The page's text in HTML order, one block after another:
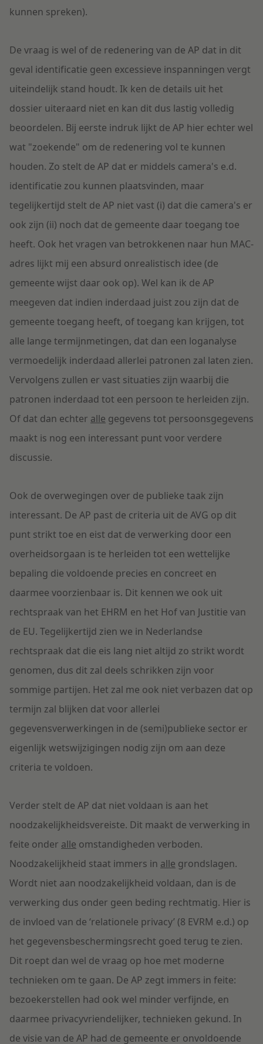
kunnen spreken).
De vraag is wel of de redenering van de AP dat in dit
geval identificatie geen excessieve inspanningen vergt
uiteindelijk stand houdt. Ik ken de details uit het
dossier uiteraard niet en kan dit dus lastig volledig
beoordelen. Bij eerste indruk lijkt de AP hier echter wel
wat "zoekende" om de redenering vol te kunnen
houden. Zo stelt de AP dat er middels camera's e.d.
identificatie zou kunnen plaatsvinden, maar
tegelijkertijd stelt de AP niet vast (i) dat die camera's er
ook zijn (ii) noch dat de gemeente daar toegang toe
heeft. Ook het vragen van betrokkenen naar hun MAC-
adres lijkt mij een absurd onrealistisch idee (de
gemeente wijst daar ook op). Wel kan ik de AP
meegeven dat indien inderdaad juist zou zijn dat de
gemeente toegang heeft, of toegang kan krijgen, tot
alle lange termijnmetingen, dat dan een loganalyse
vermoedelijk inderdaad allerlei patronen zal laten zien.
Vervolgens zullen er vast situaties zijn waarbij die
patronen inderdaad tot een persoon te herleiden zijn.
Of dat dan echter alle gegevens tot persoonsgegevens
maakt is nog een interessant punt voor verdere
discussie.
Ook de overwegingen over de publieke taak zijn
interessant. De AP past de criteria uit de AVG op dit
punt strikt toe en eist dat de verwerking door een
overheidsorgaan is te herleiden tot een wettelijke
bepaling die voldoende precies en concreet en
daarmee voorzienbaar is. Dit kennen we ook uit
rechtspraak van het EHRM en het Hof van Justitie van
de EU. Tegelijkertijd zien we in Nederlandse
rechtspraak dat die eis lang niet altijd zo strikt wordt
genomen, dus dit zal deels schrikken zijn voor
sommige partijen. Het zal me ook niet verbazen dat op
termijn zal blijken dat voor allerlei
gegevensverwerkingen in de (semi)publieke sector er
eigenlijk wetswijzigingen nodig zijn om aan deze
criteria te voldoen.
Verder stelt de AP dat niet voldaan is aan het
noodzakelijkheidsvereiste. Dit maakt de verwerking in
feite onder alle omstandigheden verboden.
Noodzakelijkheid staat immers in alle grondslagen.
Wordt niet aan noodzakelijkheid voldaan, dan is de
verwerking dus onder geen beding rechtmatig. Hier is
de invloed van de ‘relationele privacy’ (8 EVRM e.d.) op
het gegevensbeschermingsrecht goed terug te zien.
Dit roept dan wel de vraag op hoe met moderne
technieken om te gaan. De AP zegt immers in feite:
bezoekerstellen had ook wel minder verfijnde, en
daarmee privacyvriendelijker, technieken gekund. In
de visie van de AP had de gemeente er onvoldoende